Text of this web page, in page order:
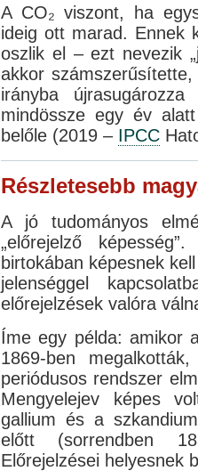
A CO₂ viszont, ha
ideig ott marad. Ennek
oszlik el – ezt nevezik
akkor
irányba
mindössze egy év
belőle (2019 – IPCC
Részletesebb
A jó tudományos
„előrejelző
birtokában képesnek
jelenséggel
előrejelzések valóra
Íme egy példa: amikor
1869-ben
periódusos rendszer
Mengyelejev képes
gallium és a
előtt (sorrendben
Előrejelzései helyesnek